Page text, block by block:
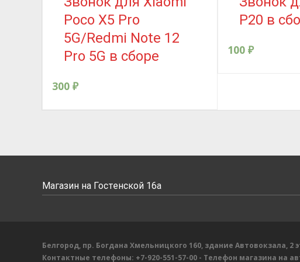
Poco X5 Pro
5G/Redmi Note 12
Pro 5G в сборе
300 ₽
P20 в
100 ₽
Магазин на Гостенской 16а
Белгород, пр. Богдана Хмельницкого 160, здание Автовокзала, 2
Контактные телефоны: +7-920-551-57-00 - Телефон магазина на